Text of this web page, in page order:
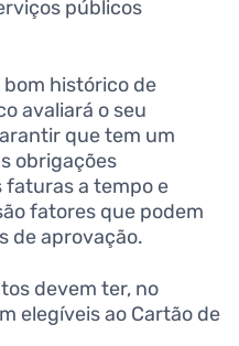
públicos
bom histórico de
avaliará o seu
que tem um
obrigações
faturas a tempo e
fatores que podem
de aprovação.
devem ter, no
elegíveis ao Cartão de